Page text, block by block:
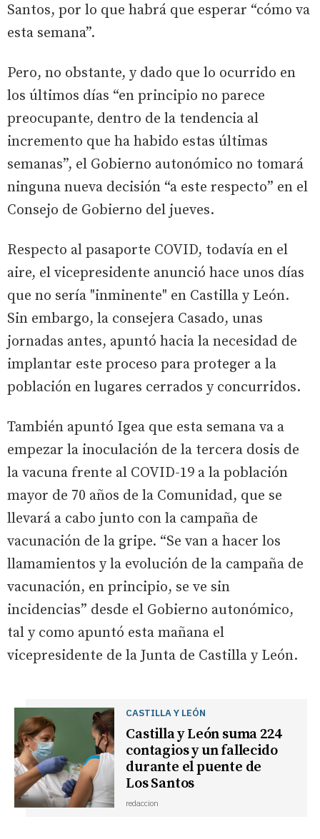
Santos, por lo que habrá que esperar “cómo va
esta semana”.
Pero, no obstante, y dado que lo ocurrido en
los últimos días “en principio no parece
preocupante, dentro de la tendencia al
incremento que ha habido estas últimas
semanas”, el Gobierno autonómico no tomará
ninguna nueva decisión “a este respecto” en el
Consejo de Gobierno del jueves.
Respecto al pasaporte COVID, todavía en el
aire, el vicepresidente anunció hace unos días
que no sería "inminente" en Castilla y León.
Sin embargo, la consejera Casado, unas
jornadas antes, apuntó hacia la necesidad de
implantar este proceso para proteger a la
población en lugares cerrados y concurridos.
También apuntó Igea que esta semana va a
empezar la inoculación de la tercera dosis de
la vacuna frente al COVID-19 a la población
mayor de 70 años de la Comunidad, que se
llevará a cabo junto con la campaña de
vacunación de la gripe. “Se van a hacer los
llamamientos y la evolución de la campaña de
vacunación, en principio, se ve sin
incidencias” desde el Gobierno autonómico,
tal y como apuntó esta mañana el
vicepresidente de la Junta de Castilla y León.
CASTILLA Y LEÓN
Castilla y León suma 224
contagios y un fallecido
durante el puente de
Los Santos
redaccion